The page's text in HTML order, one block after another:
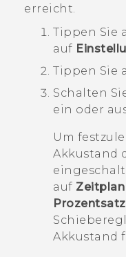
erreicht.
Tippen Sie
auf
Tippen Sie
Schalten
ein oder
Um
Akkustand
auf
Prozentsatz
Akkustand